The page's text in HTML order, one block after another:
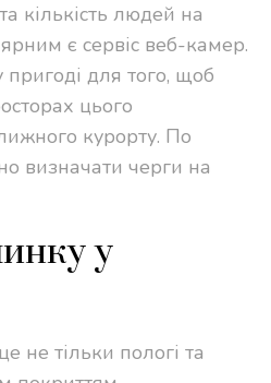
кількість людей на
є сервіс веб-камер.
для того, щоб
цього
курорту. По
визначати черги на
у
не тільки пологі та